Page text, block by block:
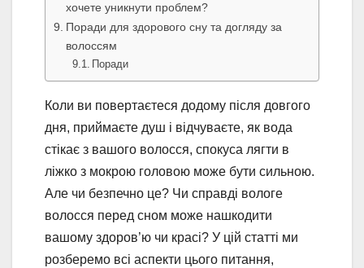
хочете уникнути проблем?
Поради для здорового сну та догляду за
волоссям
Поради
Коли ви повертаєтеся додому після довгого
дня, приймаєте душ і відчуваєте, як вода
стікає з вашого волосся, спокуса лягти в
ліжко з мокрою головою може бути сильною.
Але чи безпечно це? Чи справді вологе
волосся перед сном може нашкодити
вашому здоров’ю чи красі? У цій статті ми
розберемо всі аспекти цього питання,